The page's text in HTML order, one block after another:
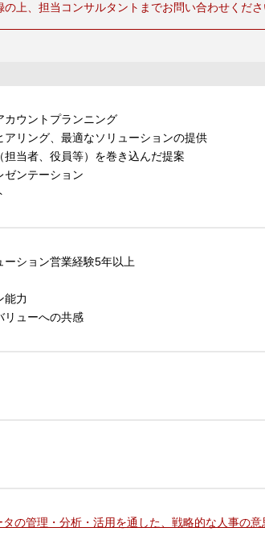
上、担当コンサルタントまでお問い合わせくださ
カウントプランニング
アリング、最適なソリューションの提供
担当者、役員等）を巻き込んだ提案
ゼンテーション
ーション営業経験5年以上
能力
リューへの共感
の管理・分析・活用を通した、戦略的な人事の